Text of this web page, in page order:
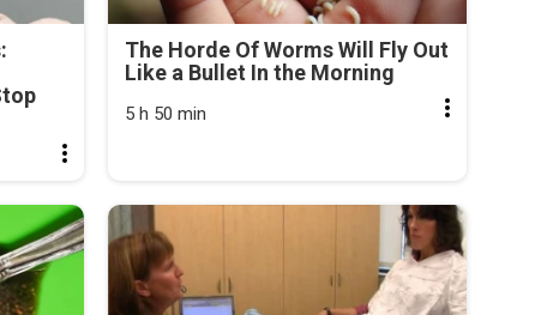
The Horde Of Worms Will Fly Out
Like a Bullet In the Morning
5 h 50 min